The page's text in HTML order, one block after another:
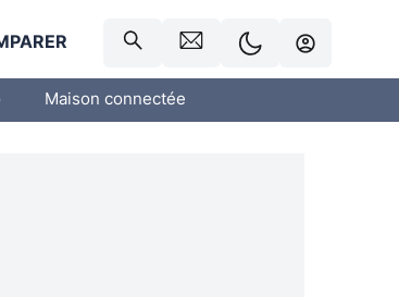
Maison connectée